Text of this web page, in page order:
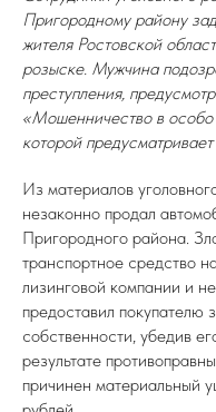
Пригородному району
жителя Ростовской
розыске. Мужчина
преступления,
«Мошенничество в
которой
Из материалов
незаконно продал
Пригородного района.
транспортное средство
лизинговой компании и
предоставил
собственности, убедив
результате
причинен материальный